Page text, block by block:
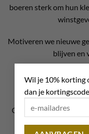
Wil je 10% korting
dan je
boeren sterk om hun
Motiveren we nieuwe
blijven en
Ondersteunen we
ontwikkeling van
Ons doel is